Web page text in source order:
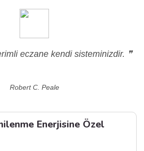
eczane kendi sisteminizdir. ❞
Robert C. Peale
Enerjisine Özel